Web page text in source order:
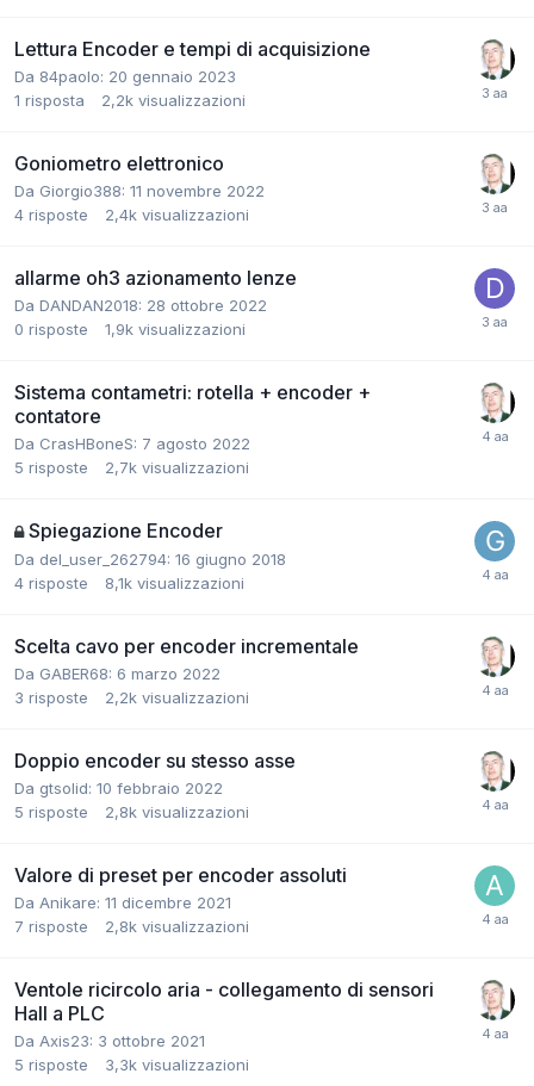
Lettura Encoder e tempi di acquisizione
Da 84paolo: 20 gennaio 2023
1 risposta 2,2k visualizzazioni
Goniometro elettronico
Da Giorgio388: 11 novembre 2022
4 risposte 2,4k visualizzazioni
allarme oh3 azionamento lenze
Da DANDAN2018: 28 ottobre 2022
0 risposte 1,9k visualizzazioni
Sistema contametri: rotella + encoder +
contatore
Da CrasHBoneS: 7 agosto 2022
5 risposte 2,7k visualizzazioni
Spiegazione Encoder
Da del_user_262794: 16 giugno 2018
4 risposte 8,1k visualizzazioni
Scelta cavo per encoder incrementale
Da GABER68: 6 marzo 2022
3 risposte 2,2k visualizzazioni
Doppio encoder su stesso asse
Da gtsolid: 10 febbraio 2022
5 risposte 2,8k visualizzazioni
Valore di preset per encoder assoluti
Da Anikare: 11 dicembre 2021
7 risposte 2,8k visualizzazioni
Ventole ricircolo aria - collegamento di sensori
Hall a PLC
Da Axis23: 3 ottobre 2021
5 risposte 3,3k visualizzazioni